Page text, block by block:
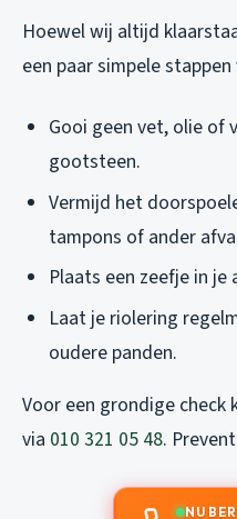
Hoewel wij altijd
een paar simpele
Gooi geen vet, olie of
gootsteen.
Vermijd het
tampons of ander
Plaats een zeefje in
Laat je riolering
oudere panden.
Voor een grondige check
via 010 321 05 48.
NU